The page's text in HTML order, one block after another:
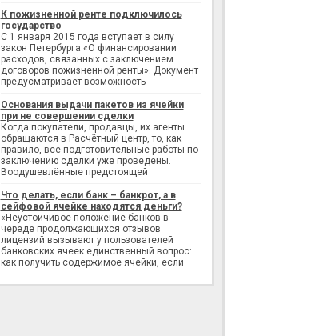
К пожизненной ренте подключилось
государство
С 1 января 2015 года вступает в силу
закон Петербурга «О финансировании
расходов, связанных с заключением
договоров пожизненной ренты». Документ
предусматривает возможность
Основания выдачи пакетов из ячейки
при не совершении сделки
Когда покупатели, продавцы, их агенты
обращаются в Расчётный центр, то, как
правило, все подготовительные работы по
заключению сделки уже проведены.
Воодушевлённые предстоящей
Что делать, если банк – банкрот, а в
сейфовой ячейке находятся деньги?
«Неустойчивое положение банков в
череде продолжающихся отзывов
лицензий вызывают у пользователей
банковских ячеек единственный вопрос:
как получить содержимое ячейки, если